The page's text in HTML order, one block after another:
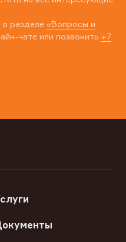
разделе «Вопросы и
чате или позвонить +7